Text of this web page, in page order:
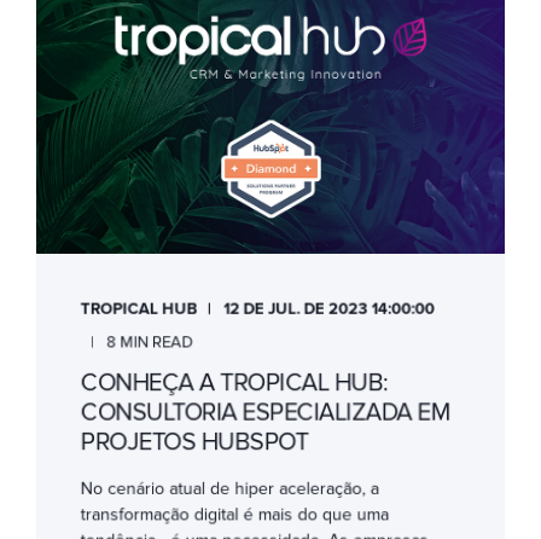
TROPICAL HUB 12 DE JUL. DE 2023 14:00:00
8 MIN READ
CONHEÇA A TROPICAL HUB:
CONSULTORIA ESPECIALIZADA EM
PROJETOS HUBSPOT
No cenário atual de hiper aceleração, a
transformação digital é mais do que uma